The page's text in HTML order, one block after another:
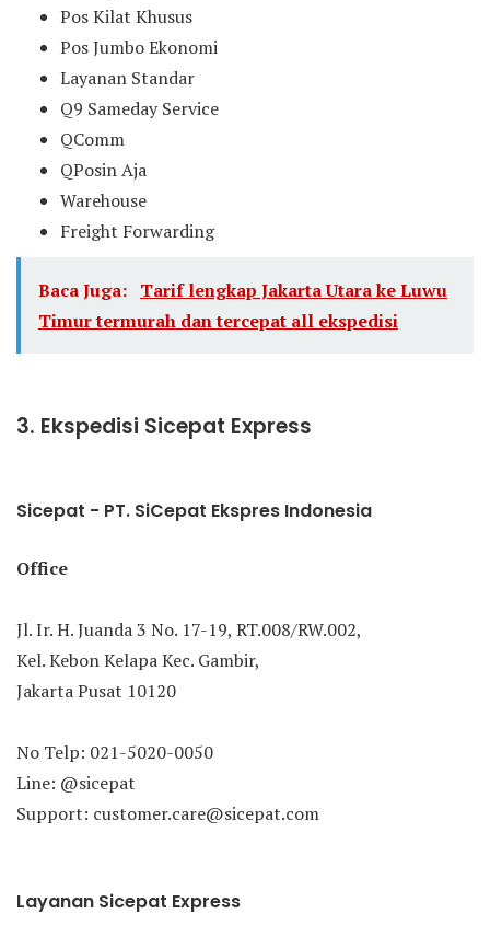
Pos Kilat Khusus
Pos Jumbo Ekonomi
Layanan Standar
Q9 Sameday Service
QComm
QPosin Aja
Warehouse
Freight Forwarding
Baca Juga: Tarif lengkap Jakarta Utara ke Luwu
Timur termurah dan tercepat all ekspedisi
3. Ekspedisi Sicepat Express
Sicepat - PT. SiCepat Ekspres Indonesia
Office
Jl. Ir. H. Juanda 3 No. 17-19, RT.008/RW.002,
Kel. Kebon Kelapa Kec. Gambir,
Jakarta Pusat 10120
No Telp: 021-5020-0050
Line: @sicepat
Support: customer.care@sicepat.com
Layanan Sicepat Express